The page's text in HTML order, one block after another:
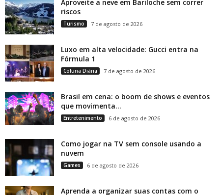
Aproveite a neve em Bariloche sem correr
riscos
Turismo 7 de agosto de 2026
Luxo em alta velocidade: Gucci entra na
Fórmula 1
Coluna Diária 7 de agosto de 2026
Brasil em cena: o boom de shows e eventos
que movimenta...
Entretenimento 6 de agosto de 2026
Como jogar na TV sem console usando a
nuvem
Games 6 de agosto de 2026
Aprenda a organizar suas contas com o